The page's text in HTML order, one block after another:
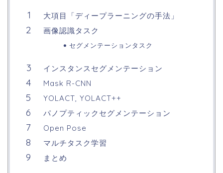
大項目「ディープラーニングの手法」
画像認識タスク
セグメンテーションタスク
インスタンスセグメンテーション
Mask R-CNN
YOLACT, YOLACT++
パノプティックセグメンテーション
Open Pose
マルチタスク学習
まとめ